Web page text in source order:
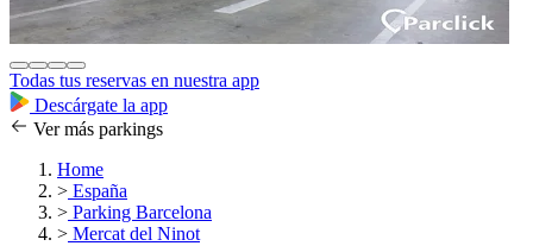
Todas tus reservas en nuestra app
Descárgate la app
Ver más parkings
Home
> España
> Parking Barcelona
> Mercat del Ninot